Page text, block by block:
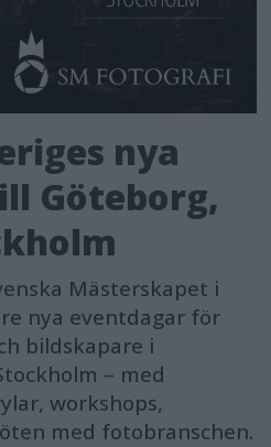
nya
Göteborg,
Mästerskapet i
nya eventdagar för
bildskapare i
– med
workshops,
med fotobranschen.